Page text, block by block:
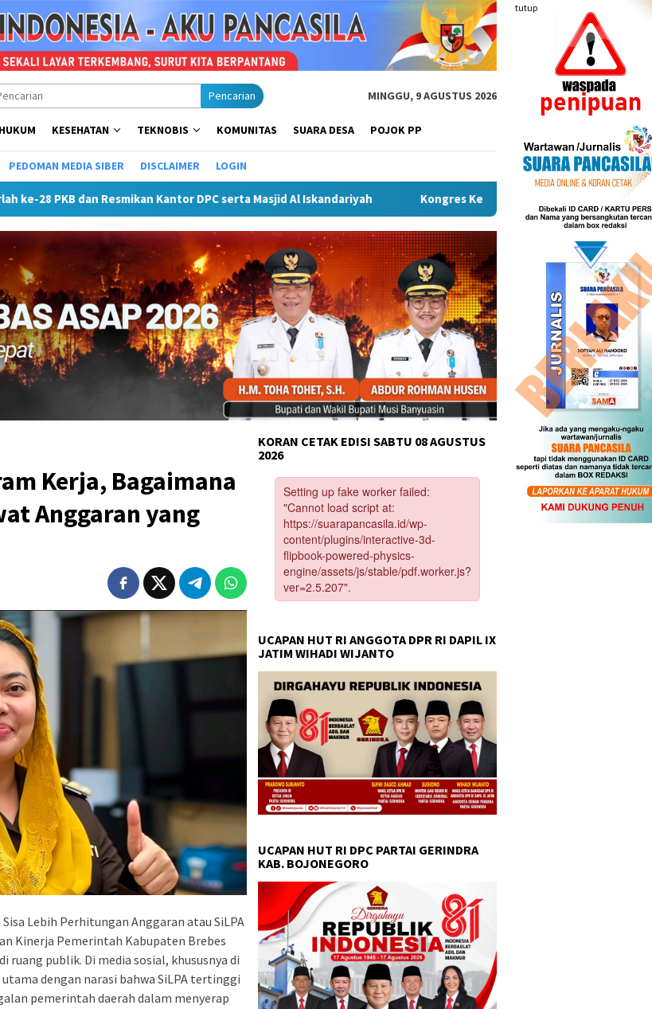
tutup
Pencarian MINGGU, 9 AGUSTUS 2026
HUKUM KESEHATAN TEKNOBIS KOMUNITAS SUARA DESA POJOK PP
PEDOMAN MEDIA SIBER DISCLAIMER LOGIN
Kantor DPC serta Masjid Al Iskandariyah Kongres Kebudayaan Nusantara di Malang, Sekda Budiar
Kerja, Bagaimana
Anggaran yang
Sisa Lebih Perhitungan Anggaran atau SiLPA
Kinerja Pemerintah Kabupaten Brebes
publik. Di media sosial, khususnya di
dengan narasi bahwa SiLPA tertinggi
pemerintah daerah dalam menyerap
KORAN CETAK EDISI SABTU 08 AGUSTUS
2026
UCAPAN HUT RI ANGGOTA DPR RI DAPIL IX
JATIM WIHADI WIJANTO
UCAPAN HUT RI DPC PARTAI GERINDRA
KAB. BOJONEGORO